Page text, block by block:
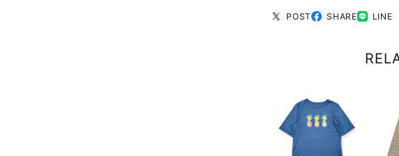
POST SHARE LINE